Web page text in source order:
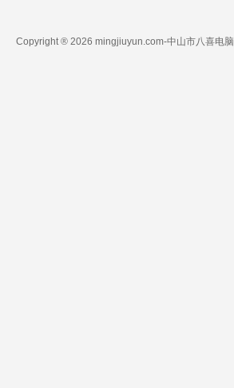
Copyright ® 2026 mingjiuyun.com-中山市八喜电